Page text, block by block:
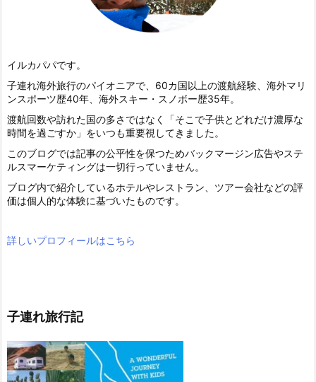
イルカパパです。
子連れ海外旅行のパイオニアで、60カ国以上の渡航経験、海外マリ
ンスポーツ歴40年、海外スキー・スノボー歴35年。
渡航回数や訪れた国の多さではなく「そこで子供とどれだけ濃厚な
時間を過ごすか」をいつも重要視してきました。
このブログでは記事の公平性を保つためバックマージン広告やステ
ルスマーケティングは一切行っていません。
ブログ内で紹介しているホテルやレストラン、ツアー会社などの評
価は個人的な体験に基づいたものです。
詳しいプロフィールはこちら
子連れ旅行記